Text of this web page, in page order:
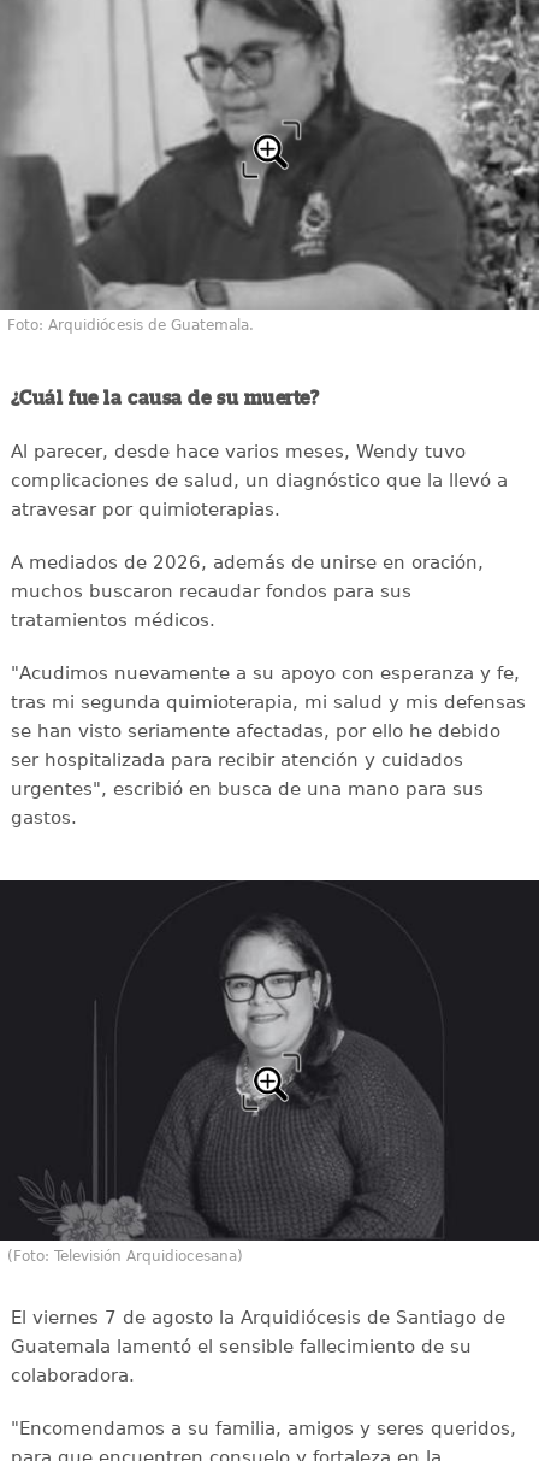
Foto: Arquidiócesis de Guatemala.
¿Cuál fue la causa de su muerte?
Al parecer, desde hace varios meses, Wendy tuvo
complicaciones de salud, un diagnóstico que la llevó a
atravesar por quimioterapias.
A mediados de 2026, además de unirse en oración,
muchos buscaron recaudar fondos para sus
tratamientos médicos.
"Acudimos nuevamente a su apoyo con esperanza y fe,
tras mi segunda quimioterapia, mi salud y mis defensas
se han visto seriamente afectadas, por ello he debido
ser hospitalizada para recibir atención y cuidados
urgentes", escribió en busca de una mano para sus
gastos.
(Foto: Televisión Arquidiocesana)
El viernes 7 de agosto la Arquidiócesis de Santiago de
Guatemala lamentó el sensible fallecimiento de su
colaboradora.
"Encomendamos a su familia, amigos y seres queridos,